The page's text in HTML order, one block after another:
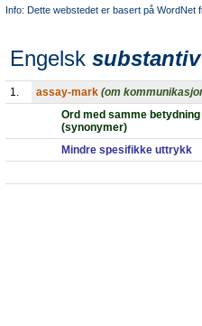
Info: Dette webstedet er basert på WordNet
Engelsk substantiv
1. assay-mark (om
Ord med samme betydning
(synonymer)
Mindre spesifikke uttrykk